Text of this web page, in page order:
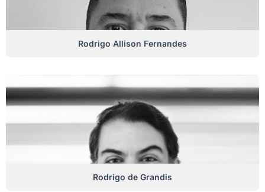
Rodrigo Allison Fernandes
Rodrigo de Grandis